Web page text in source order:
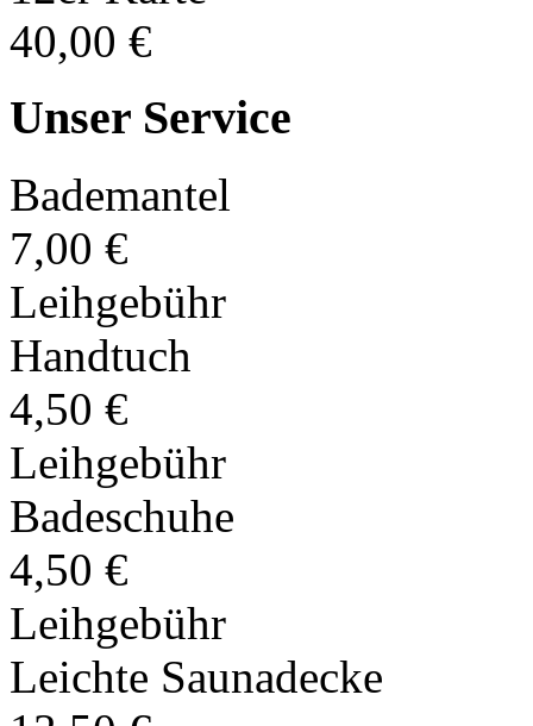
40,00 €
Unser Service
Bademantel
7,00 €
Leihgebühr
Handtuch
4,50 €
Leihgebühr
Badeschuhe
4,50 €
Leihgebühr
Leichte Saunadecke